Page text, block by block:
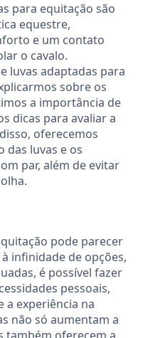
para equitação são
equestre,
e um contato
o cavalo.
luvas adaptadas para
sobre os
a importância de
dicas para avaliar a
oferecemos
das luvas e os
par, além de evitar
pode parecer
infinidade de opções,
é possível fazer
pessoais,
experiência na
não só aumentam a